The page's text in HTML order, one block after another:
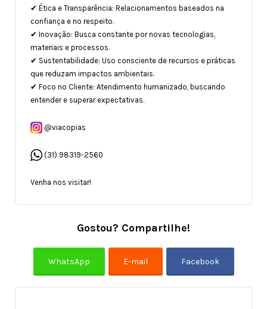
✔ Ética e Transparência: Relacionamentos baseados na
confiança e no respeito.
✔ Inovação: Busca constante por novas tecnologias,
materiais e processos.
✔ Sustentabilidade: Uso consciente de recursos e práticas
que reduzam impactos ambientais.
✔ Foco no Cliente: Atendimento humanizado, buscando
entender e superar expectativas.
@viacopias
(31) 98319-2560
Venha nos visitar!
Gostou? Compartilhe!